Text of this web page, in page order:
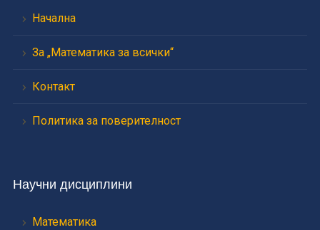
Начална
За „Математика за всички“
Контакт
Политика за поверителност
Научни дисциплини
Математика